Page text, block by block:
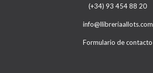
(+34) 93 454 88 20
info@llibreriaallots.com
Formulario de contacto